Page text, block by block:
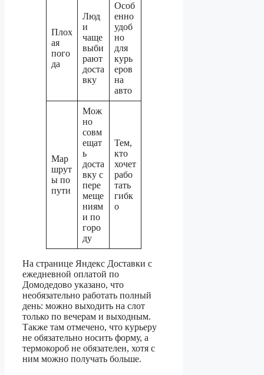
Плох
ая
пого
да
Люд
и
чаще
выби
рают
доста
вку
Особ
енно
удоб
но
для
курь
еров
на
авто
Мар
шрут
ы по
пути
Мож
но
совм
ещат
ь
доста
вку с
пере
меще
ниям
и по
горо
ду
Тем,
кто
хочет
рабо
тать
гибк
о
На странице Яндекс Доставки с
ежедневной оплатой по
Домодедово указано, что
необязательно работать полный
день: можно выходить на слот
только по вечерам и выходным.
Также там отмечено, что курьеру
не обязательно носить форму, а
термокороб не обязателен, хотя с
ним можно получать больше.